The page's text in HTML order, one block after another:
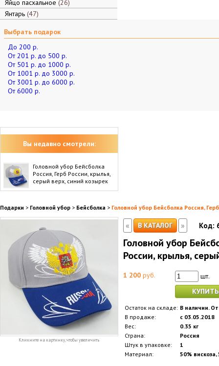
Яйцо пасхальное 26
Янтарь 47
Выбрать подарок
До 200 р.
От 201 р. до 500 р.
От 501 р. до 1000 р.
От 1001 р. до 3000 р.
От 3001 р. до 6000 р.
От 6000 р.
Вы недавно смотрели:
Головной убор Бейсболка
Россия, Герб России, крылья,
серый верх, синий козырек
Подарки > Головной убор > Бейсболка > Головной убор Бейсболка Россия,
Кликните на картинку, чтобы увеличить
« В КАТАЛОГ » Код:
Головной убор
России, крылья,
1 200 руб.
шт.
Остаток на складе: В наличии.
В продаже:
с 03.05.2018
Вес:
0.35 кг
Страна:
Россия
Штук в упаковке:
1
Материал:
50% вискоза,